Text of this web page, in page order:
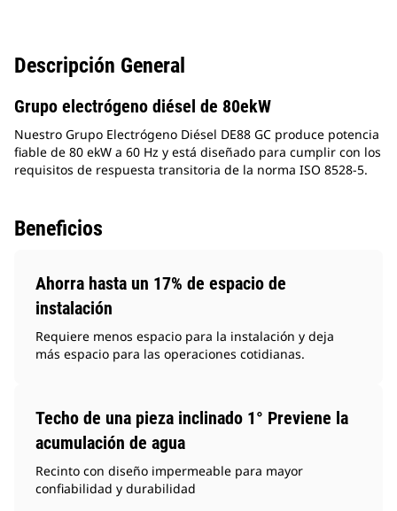
Descripción General
Grupo electrógeno diésel de 80ekW
Nuestro Grupo Electrógeno Diésel DE88 GC produce potencia
fiable de 80 ekW a 60 Hz y está diseñado para cumplir con los
requisitos de respuesta transitoria de la norma ISO 8528-5.
Beneficios
Ahorra hasta un 17% de espacio de
instalación
Requiere menos espacio para la instalación y deja
más espacio para las operaciones cotidianas.
Techo de una pieza inclinado 1° Previene la
acumulación de agua
Recinto con diseño impermeable para mayor
confiabilidad y durabilidad